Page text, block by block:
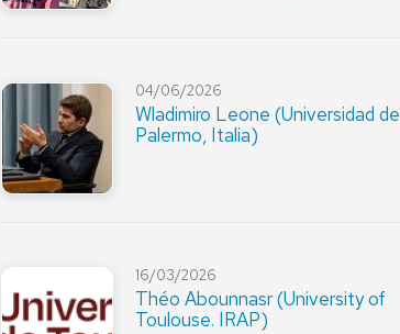
04/06/2026
Wladimiro Leone (Universidad de
Palermo, Italia)
16/03/2026
Théo Abounnasr (University of
Toulouse. IRAP)